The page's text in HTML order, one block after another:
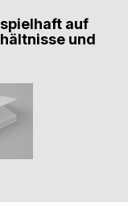
auf
und